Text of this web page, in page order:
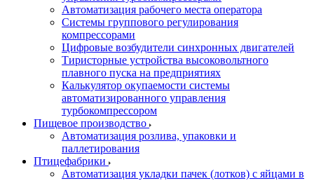
Автоматизация рабочего места оператора
Системы группового регулирования
компрессорами
Цифровые возбудители синхронных двигателей
Тиристорные устройства высоковольтного
плавного пуска на предприятиях
Калькулятор окупаемости системы
автоматизированного управления
турбокомпрессором
Пищевое производство
Автоматизация розлива, упаковки и
паллетирования
Птицефабрики
Автоматизация укладки пачек (лотков) с яйцами в